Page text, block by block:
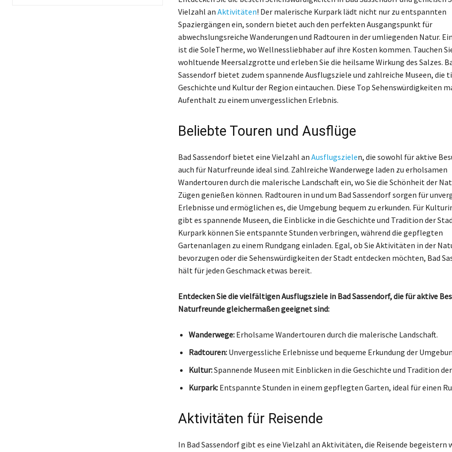
Vielzahl an Aktivitäten! Der malerische Kurpark lädt nicht nur zu entspannten
Spaziergängen ein, sondern bietet auch den perfekten Ausgangspunkt für
abwechslungsreiche Wanderungen und Radtouren in der umliegenden Natur.
ist die SoleTherme, wo Wellnessliebhaber auf ihre Kosten kommen. Tauchen
wohltuende Meersalzgrotte und erleben Sie die heilsame Wirkung des Salzes.
Sassendorf bietet zudem spannende Ausflugsziele und zahlreiche Museen, die
Geschichte und Kultur der Region eintauchen. Diese Top Sehenswürdigkeiten
Aufenthalt zu einem unvergesslichen Erlebnis.
Beliebte Touren und Ausflüge
Bad Sassendorf bietet eine Vielzahl an Ausflugszielen, die sowohl für aktive
auch für Naturfreunde ideal sind. Zahlreiche Wanderwege laden zu erholsamen
Wandertouren durch die malerische Landschaft ein, wo Sie die Schönheit der
Zügen genießen können. Radtouren in und um Bad Sassendorf sorgen für
Erlebnisse und ermöglichen es, die Umgebung bequem zu erkunden. Für
gibt es spannende Museen, die Einblicke in die Geschichte und Tradition der
Kurpark können Sie entspannte Stunden verbringen, während die gepflegten
Gartenanlagen zu einem Rundgang einladen. Egal, ob Sie Aktivitäten in der
bevorzugen oder die Sehenswürdigkeiten der Stadt entdecken möchten, Bad
hält für jeden Geschmack etwas bereit.
Entdecken Sie die vielfältigen Ausflugsziele in Bad Sassendorf, die für aktive
Naturfreunde gleichermaßen geeignet sind:
Wanderwege:Erholsame Wandertouren durch die malerische Landschaft.
Radtouren:Unvergessliche Erlebnisse und bequeme Erkundung der
Kultur:Spannende Museen mit Einblicken in die Geschichte und Tradition
Kurpark:Entspannte Stunden in einem gepflegten Garten, ideal für einen
Aktivitäten für Reisende
In Bad Sassendorf gibt es eine Vielzahl an Aktivitäten, die Reisende begeistern